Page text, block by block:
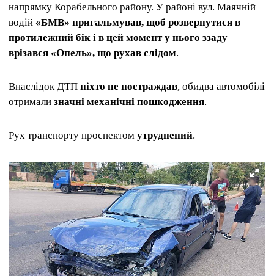
напрямку Корабельного району. У районі вул. Маячній
водій «БМВ» пригальмував, щоб розвернутися в
протилежний бік і в цей момент у нього ззаду
врізався «Опель», що рухав слідом.
Внаслідок ДТП ніхто не постраждав, обидва автомобілі
отримали значні механічні пошкодження.
Рух транспорту проспектом утруднений.